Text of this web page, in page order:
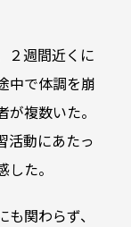
２週間近くに
中で体調を崩
複数いた。
活動にあたっ
た。
関わらず、